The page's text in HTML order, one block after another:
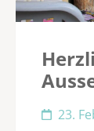
23.